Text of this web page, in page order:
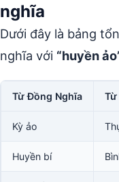
nghĩa
Dưới đây là bảng
nghĩa với “huyền
Từ Đồng Nghĩa Từ
Kỳ ảo
Huyền bí